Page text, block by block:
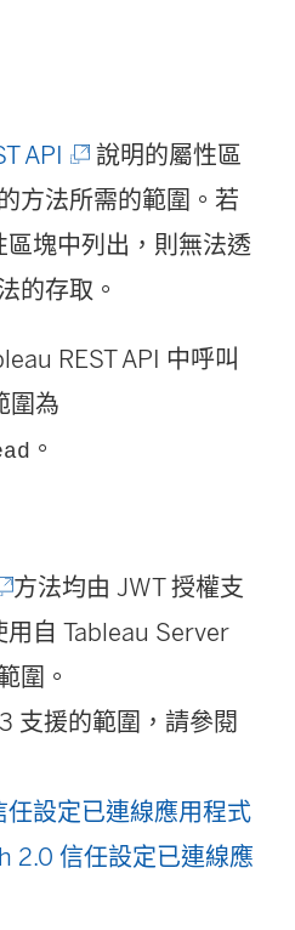
API (
連
結
在
說明的屬性區
方法所需的範圍。若
塊中列出，則無法透
的存取。
REST API 中呼叫
圍為
。
方法均由 JWT 授權支
自 Tableau Server
圍。
支援的範圍，請參閱
任設定已連線應用程式
2.0 信任設定已連線應